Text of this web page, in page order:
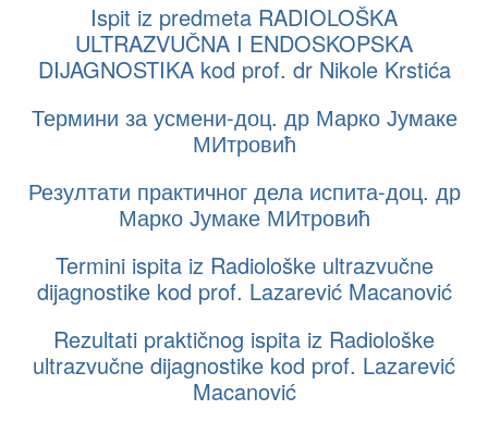
Ispit iz predmeta RADIOLOŠKA
ULTRAZVUČNA I ENDOSKOPSKA
DIJAGNOSTIKA kod prof. dr Nikole Krstića
Термини за усмени-доц. др Марко Јумаке
МИтровић
Резултати практичног дела испита-доц. др
Марко Јумаке МИтровић
Termini ispita iz Radiološke ultrazvučne
dijagnostike kod prof. Lazarević Macanović
Rezultati praktičnog ispita iz Radiološke
ultrazvučne dijagnostike kod prof. Lazarević
Macanović